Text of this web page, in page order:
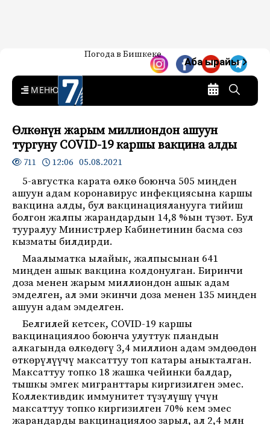
7-канал. Жаңылыктар —
Кыргызстан
Жаңылыктар — Кыргызстан
Погода в Бишкеке
Аба ырайы
MENU
Өлкөнүн жарым миллиондон ашуун
тургуну COVID-19 каршы вакцина алды
711 12:06 05.08.2021
5-августка карата өлкө боюнча 505 миңден
ашуун адам коронавирус инфекциясына каршы
вакцина алды, бул вакцинацияланууга тийиш
болгон жалпы жарандардын 14,8 %ын түзөт. Бул
тууралуу Министрлер Кабинетинин басма сөз
кызматы билдирди.
Маалыматка ылайык, жалпысынан 641
миңден ашык вакцина колдонулган. Биринчи
доза менен жарым миллиондон ашык адам
эмделген, ал эми экинчи доза менен 135 миңден
ашуун адам эмделген.
Белгилей кетсек, COVID-19 каршы
вакцинациялоо боюнча улуттук пландын
алкагында өлкөдөгү 3,4 миллион адам эмдөөдөн
өткөрүлүүчү максаттуу топ катары аныкталган.
Максаттуу топко 18 жашка чейинки балдар,
тышкы эмгек мигранттары киргизилген эмес.
Коллективдик иммунитет түзүлүшү үчүн
максаттуу топко киргизилген 70% кем эмес
жарандарды вакцинациялоо зарыл, ал 2,4 млн